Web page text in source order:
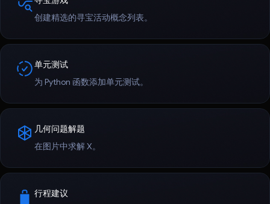
创建精选的寻宝活动概念列表。
单元测试
为 Python 函数添加单元测试。
几何问题解题
在图片中求解 X。
行程建议